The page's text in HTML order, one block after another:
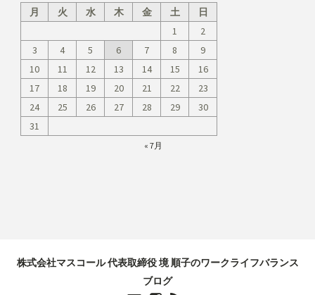
月 火 水 木 金 土
日
1
2
3
4 5 6 7 8
9
10
11 12 13 14 15
16
17
18 19 20 21 22
23
24
25 26 27 28 29
30
31
« 7月
株式会社マスコール 代表取締役 境 順子のワークライフバランス
ブログ